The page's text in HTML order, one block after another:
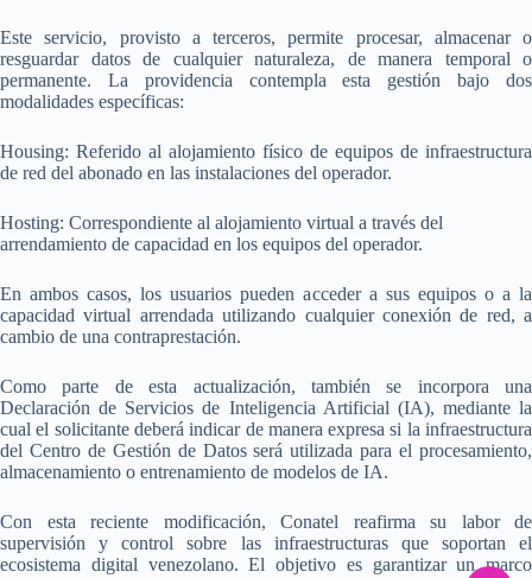
Este servicio, provisto a terceros, permite procesar, almacenar o
resguardar datos de cualquier naturaleza, de manera temporal o
permanente. La providencia contempla esta gestión bajo dos
modalidades específicas:
Housing: Referido al alojamiento físico de equipos de infraestructura
de red del abonado en las instalaciones del operador.
Hosting: Correspondiente al alojamiento virtual a través del
arrendamiento de capacidad en los equipos del operador.
En ambos casos, los usuarios pueden acceder a sus equipos o a la
capacidad virtual arrendada utilizando cualquier conexión de red, a
cambio de una contraprestación.
Como parte de esta actualización, también se incorpora una
Declaración de Servicios de Inteligencia Artificial (IA), mediante la
cual el solicitante deberá indicar de manera expresa si la infraestructura
del Centro de Gestión de Datos será utilizada para el procesamiento,
almacenamiento o entrenamiento de modelos de IA.
Con esta reciente modificación, Conatel reafirma su labor de
supervisión y control sobre las infraestructuras que soportan el
ecosistema digital venezolano. El objetivo es garantizar un marco